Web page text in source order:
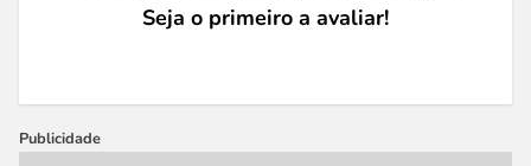
Seja o primeiro a avaliar!
Publicidade